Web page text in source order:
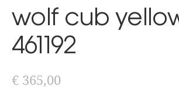
wolf cub
461192
€ 365,00